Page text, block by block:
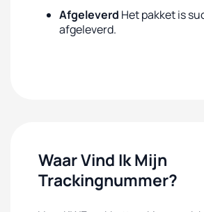
Afgeleverd Het pakket is
afgeleverd.
Waar Vind Ik Mijn
Trackingnummer?